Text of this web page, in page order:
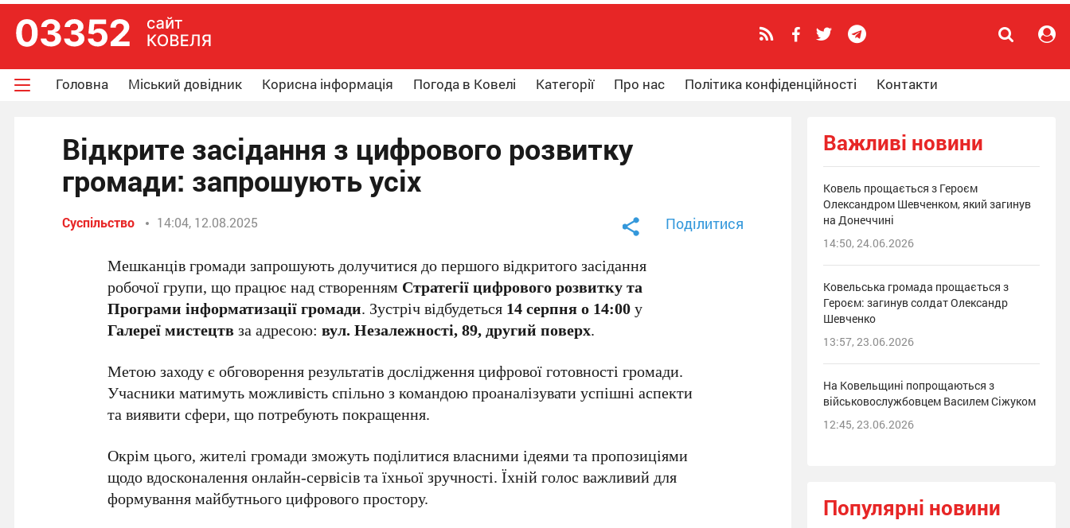
Головна Міський довідник Корисна інформація Погода в Ковелі Категорії Про нас Політика конфіденційності Контакти
Відкрите засідання з цифрового розвитку
громади: запрошують усіх
Суспільство 14:04, 12.08.2025 Поділитися
Мешканців громади запрошують долучитися до першого відкритого засідання
робочої групи, що працює над створенням Стратегії цифрового розвитку та
Програми інформатизації громади. Зустріч відбудеться 14 серпня о 14:00у
Галереї мистецтвза адресою:вул. Незалежності, 89, другий поверх.
Метою заходу є обговорення результатів дослідження цифрової готовності громади.
Учасники матимуть можливість спільно з командою проаналізувати успішні аспекти
та виявити сфери, що потребують покращення.
Окрім цього, жителі громади зможуть поділитися власними ідеями та пропозиціями
щодо вдосконалення онлайн-сервісів та їхньої зручності. Їхній голос важливий для
формування майбутнього цифрового простору.
Важливі новини
Ковель прощається з Героєм
Олександром Шевченком, який загинув
на Донеччині
14:50, 24.06.2026
Ковельська громада прощається з
Героєм: загинув солдат Олександр
Шевченко
13:57, 23.06.2026
На Ковельщині попрощаються з
військовослужбовцем Василем Сіжуком
12:45, 23.06.2026
Популярні новини